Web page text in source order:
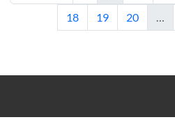
Página
18 Página
19 Página
20 …